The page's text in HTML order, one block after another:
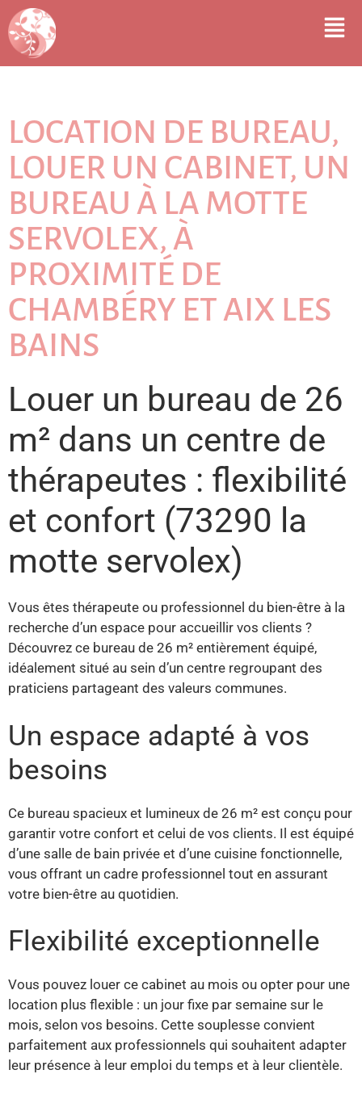
LOCATION DE BUREAU,
LOUER UN CABINET, UN
BUREAU À LA MOTTE
SERVOLEX, À
PROXIMITÉ DE
CHAMBÉRY ET AIX LES
BAINS
Louer un bureau de 26
m² dans un centre de
thérapeutes : flexibilité
et confort (73290 la
motte servolex)
Vous êtes thérapeute ou professionnel du bien-être à la
recherche d’un espace pour accueillir vos clients ?
Découvrez ce bureau de 26 m² entièrement équipé,
idéalement situé au sein d’un centre regroupant des
praticiens partageant des valeurs communes.
Un espace adapté à vos
besoins
Ce bureau spacieux et lumineux de 26 m² est conçu pour
garantir votre confort et celui de vos clients. Il est équipé
d’une salle de bain privée et d’une cuisine fonctionnelle,
vous offrant un cadre professionnel tout en assurant
votre bien-être au quotidien.
Flexibilité exceptionnelle
Vous pouvez louer ce cabinet au mois ou opter pour une
location plus flexible : un jour fixe par semaine sur le
mois, selon vos besoins. Cette souplesse convient
parfaitement aux professionnels qui souhaitent adapter
leur présence à leur emploi du temps et à leur clientèle.